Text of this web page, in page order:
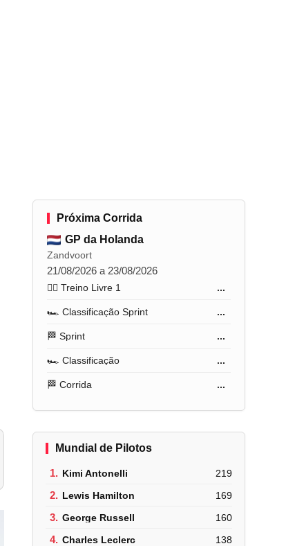
Próxima Corrida
GP da Holanda
Zandvoort
21/08/2026 a 23/08/2026
🏋️‍♂️ Treino Livre 1 ...
🏎️ Classificação Sprint ...
🏁 Sprint ...
🏎️ Classificação ...
🏁 Corrida ...
Mundial de Pilotos
1. Kimi Antonelli 219
2. Lewis Hamilton 169
3. George Russell 160
4. Charles Leclerc 138